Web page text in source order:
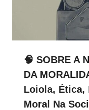
🧠 SOBRE A
DA
Loiola, Ética,
Moral Na